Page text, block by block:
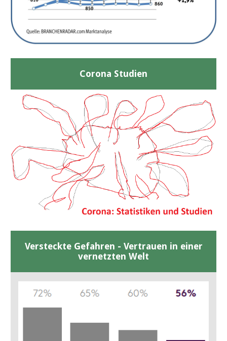
Corona Studien
Versteckte Gefahren - Vertrauen in einer
vernetzten Welt